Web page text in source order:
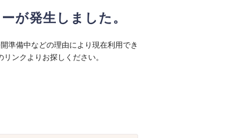
が発生しました。
準備中などの理由により現在利用でき
ンクよりお探しください。